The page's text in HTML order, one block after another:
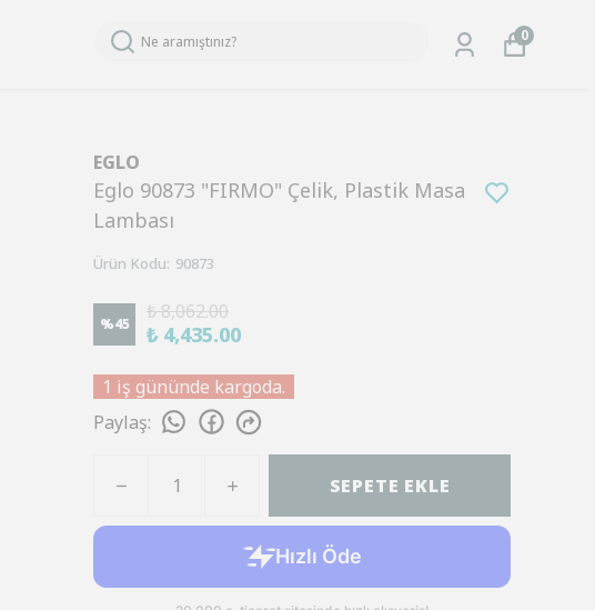
0
EGLO
Eglo 90873 "FIRMO" Çelik, Plastik Masa
Lambası
Ürün Kodu: 90873
%45
₺ 8,062.00
₺ 4,435.00
1 iş gününde kargoda.
Paylaş:
SEPETE EKLE